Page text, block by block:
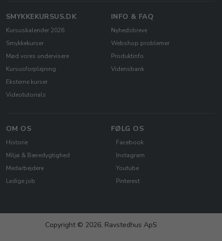
SMYKKEKURSUS.DK
Kursuskalender 2026
Smykkekurser
Mød vores undervisere
Kursusforplejning
Eksterne kurser
Videotutorials
INFO & FAQ
Nyhedsbreve
Webshop problemer
Produktinfo
Vidensbank
OM OS
Historie
Miljø & Bæredygtighed
Medarbejdere
Ledige job
FØLG OS
Facebook
Instagram
Youtube
Pinterest
Copyright © 2026, Ravstedhus ApS